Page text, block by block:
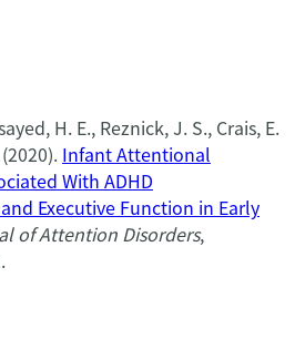
H. E., Reznick, J. S., Crais, E.
Infant Attentional
With ADHD
Executive Function in Early
of Attention Disorders,